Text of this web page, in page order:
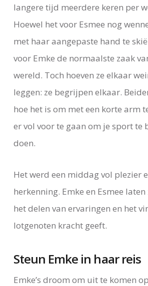
langere tijd meerdere keren per
Hoewel het voor Esmee nog
met haar aangepaste hand te
voor Emke de normaalste zaak
wereld. Toch hoeven ze elkaar
leggen: ze begrijpen elkaar.
hoe het is om met een korte arm
er vol voor te gaan om je sport te
doen.
Het werd een middag vol plezier
herkenning. Emke en Esmee
het delen van ervaringen en het
lotgenoten kracht geeft.
Steun Emke in haar reis
Emke’s droom om uit te komen